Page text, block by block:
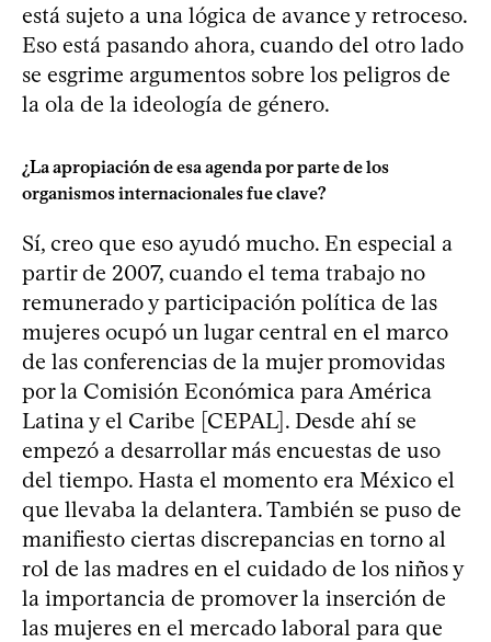
está sujeto a una lógica de avance y retroceso.
Eso está pasando ahora, cuando del otro lado
se esgrime argumentos sobre los peligros de
la ola de la ideología de género.
¿La apropiación de esa agenda por parte de los
organismos internacionales fue clave?
Sí, creo que eso ayudó mucho. En especial a
partir de 2007, cuando el tema trabajo no
remunerado y participación política de las
mujeres ocupó un lugar central en el marco
de las conferencias de la mujer promovidas
por la Comisión Económica para América
Latina y el Caribe [CEPAL]. Desde ahí se
empezó a desarrollar más encuestas de uso
del tiempo. Hasta el momento era México el
que llevaba la delantera. También se puso de
manifiesto ciertas discrepancias en torno al
rol de las madres en el cuidado de los niños y
la importancia de promover la inserción de
las mujeres en el mercado laboral para que